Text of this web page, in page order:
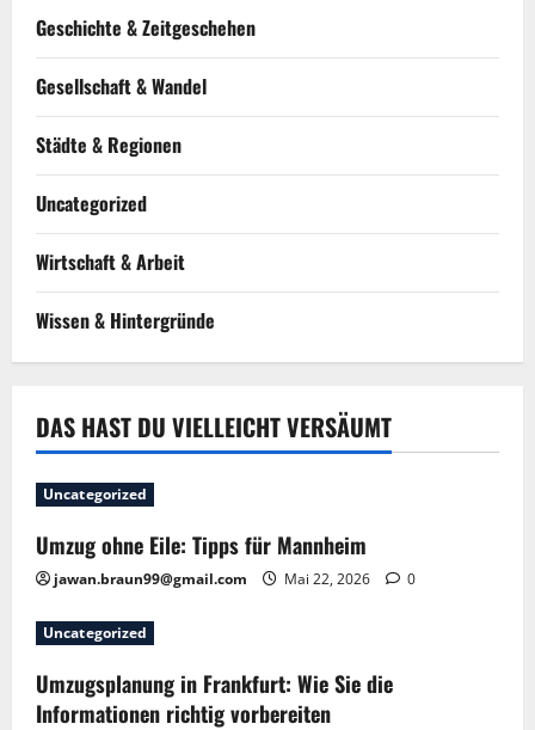
Geschichte & Zeitgeschehen
Gesellschaft & Wandel
Städte & Regionen
Uncategorized
Wirtschaft & Arbeit
Wissen & Hintergründe
DAS HAST DU VIELLEICHT VERSÄUMT
Uncategorized
Umzug ohne Eile: Tipps für Mannheim
jawan.braun99@gmail.com Mai 22, 2026 0
Uncategorized
Umzugsplanung in Frankfurt: Wie Sie die
Informationen richtig vorbereiten